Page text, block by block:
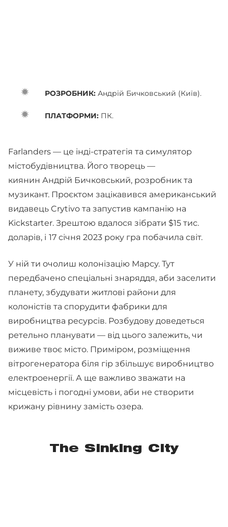
РОЗРОБНИК: Андрій Бичковський (Київ).
ПЛАТФОРМИ: ПК.
Farlanders — це інді-стратегія та симулятор
містобудівництва. Його творець —
киянин Андрій Бичковський, розробник та
музикант. Проєктом зацікавився американський
видавець Crytivo та запустив кампанію на
Kickstarter. Зрештою вдалося зібрати $15 тис.
доларів, і 17 січня 2023 року гра побачила світ.
У ній ти очолиш колонізацію Марсу. Тут
передбачено спеціальні знаряддя, аби заселити
планету, збудувати житлові райони для
колоністів та спорудити фабрики для
виробництва ресурсів. Розбудову доведеться
ретельно планувати — від цього залежить, чи
виживе твоє місто. Приміром, розміщення
вітрогенератора біля гір збільшує виробництво
електроенергії. А ще важливо зважати на
місцевість і погодні умови, аби не створити
крижану рівнину замість озера.
The Sinking City